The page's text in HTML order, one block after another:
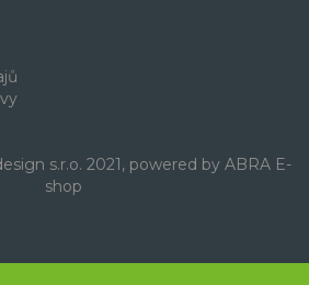
s.r.o. 2021, powered by ABRA E-
shop